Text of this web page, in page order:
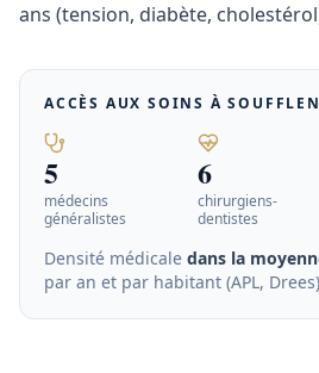
ans (tension, diabète,
ACCÈS AUX SOINS À
5
médecins
généralistes
6
chirurgiens-
dentistes
Densité médicale dans la
par an et par habitant (APL, Drees)